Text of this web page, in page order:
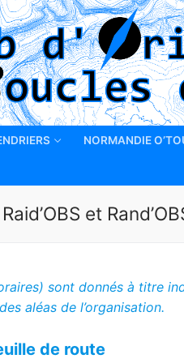
NORMANDIE
et
sont donnés à titre
aléas de l’organisation.
de route